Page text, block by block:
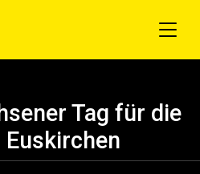
Tag für die